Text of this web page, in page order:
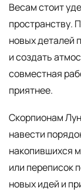
Весам стоит
пространству.
новых деталей
и создать
совместная
приятнее.
Скорпионам
навести
накопившихся
или переписок
новых идей и